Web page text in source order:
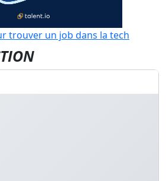
trouver un job dans la tech